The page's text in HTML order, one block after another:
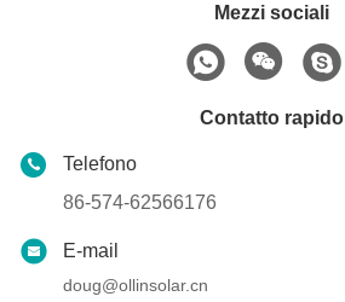
Mezzi sociali
Contatto rapido
Telefono
86-574-62566176
E-mail
doug@ollinsolar.cn